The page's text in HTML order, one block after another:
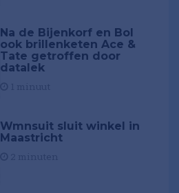
Na de Bijenkorf en Bol
ook brillenketen Ace &
Tate getroffen door
datalek
Wmnsuit sluit winkel in
Maastricht